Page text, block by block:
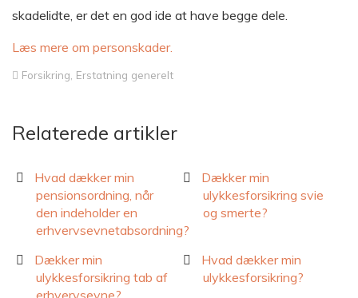
skadelidte, er det en god ide at have begge dele.
Læs mere om personskader.
Forsikring Erstatning generelt
Relaterede artikler
Hvad dækker min
pensionsordning, når
den indeholder en
erhvervsevnetabsordning?
Dækker min
ulykkesforsikring svie
og smerte?
Dækker min
ulykkesforsikring tab af
erhvervsevne?
Hvad dækker min
ulykkesforsikring?